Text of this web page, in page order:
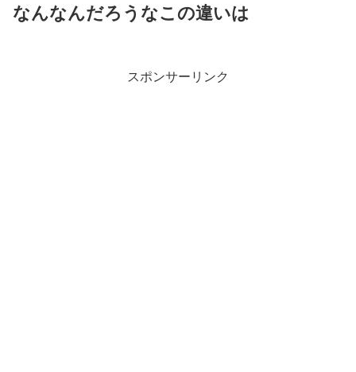
なんなんだろうなこの違いは
スポンサーリンク